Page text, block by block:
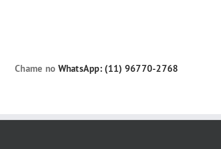
Chame no WhatsApp: (11) 96770-2768